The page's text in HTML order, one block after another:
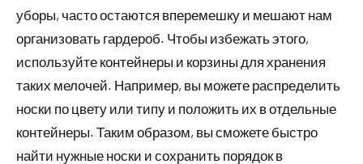
уборы, часто остаются вперемешку и мешают нам
организовать гардероб. Чтобы избежать этого,
используйте контейнеры и корзины для хранения
таких мелочей. Например, вы можете распределить
носки по цвету или типу и положить их в отдельные
контейнеры. Таким образом, вы сможете быстро
найти нужные носки и сохранить порядок в